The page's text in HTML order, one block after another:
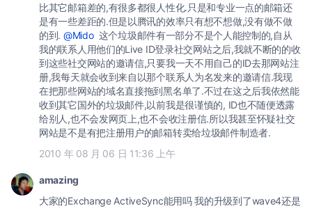
比其它邮箱差的,有很多都很人性化.只是和专业一点的邮箱还
是有一些差距的.但是以腾讯的效率只有想不想做,没有做不做
的到. @Mido这个垃圾邮件有一部分不是个人能控制的,自从
我的联系人用他们的Live ID登录社交网站之后,我就不断的的收
到这些社交网站的邀请信,只要我一天不用自己的ID去那网站注
册,我每天就会收到来自以那个联系人为名发来的邀请信.我现
在把那些网站的域名直接拖到黑名单了.不过在这之后我依然能
收到其它国外的垃圾邮件,以前我是很谨慎的, ID也不随便透露
给别人,也不会发网页上,也不会收注册信.所以我甚至怀疑社交
网站是不是有把注册用户的邮箱转卖给垃圾邮件制造者.
2010 年 08 月 06 日 11:36 上午
amazing
大家的Exchange ActiveSync能用吗 我的升级到了wave4还是